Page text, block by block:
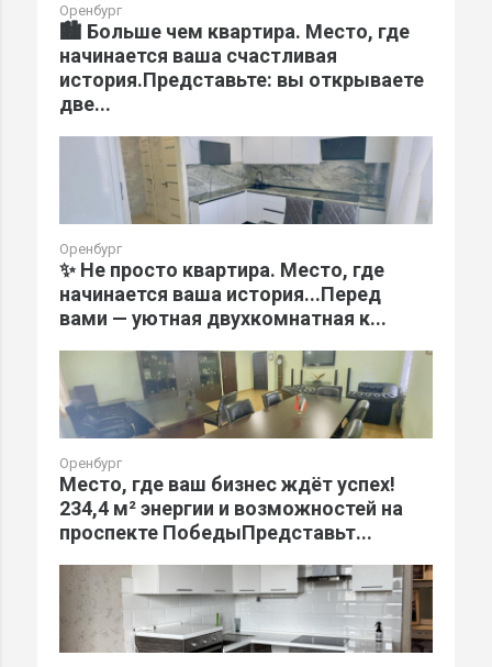
Оренбург
🏙️ Больше чем квартира. Место, где
начинается ваша счастливая
история.Представьте: вы открываете
две...
Оренбург
✨ Не просто квартира. Место, где
начинается ваша история...Перед
вами — уютная двухкомнатная к...
Оренбург
Место, где ваш бизнес ждёт успех!
234,4 м² энергии и возможностей на
проспекте ПобедыПредставьт...